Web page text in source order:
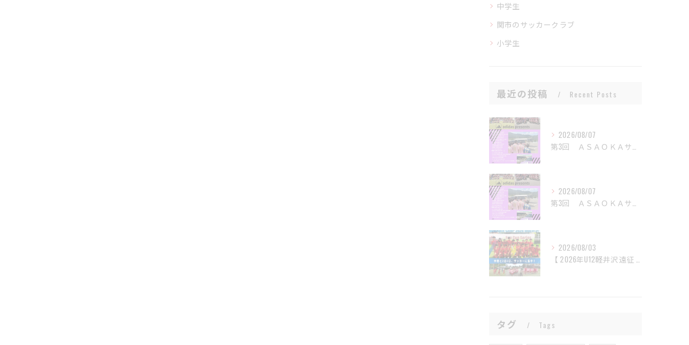
中学生
関市のサッカークラブ
小学生
最近の投稿 Recent Posts
2026/08/07
第3回 ＡＳＡＯＫＡサッカーフェスティバルを開催
2026/08/07
第3回 ＡＳＡＯＫＡサッカーフェスティバルを開催
2026/08/03
【 2026年U12軽井沢遠征 】
タグ Tags